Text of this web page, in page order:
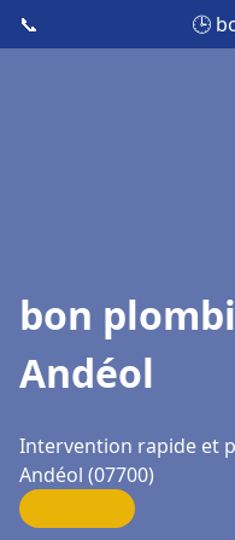
📞 🕒
bon
Andéol
Intervention rapide et
Andéol (07700)